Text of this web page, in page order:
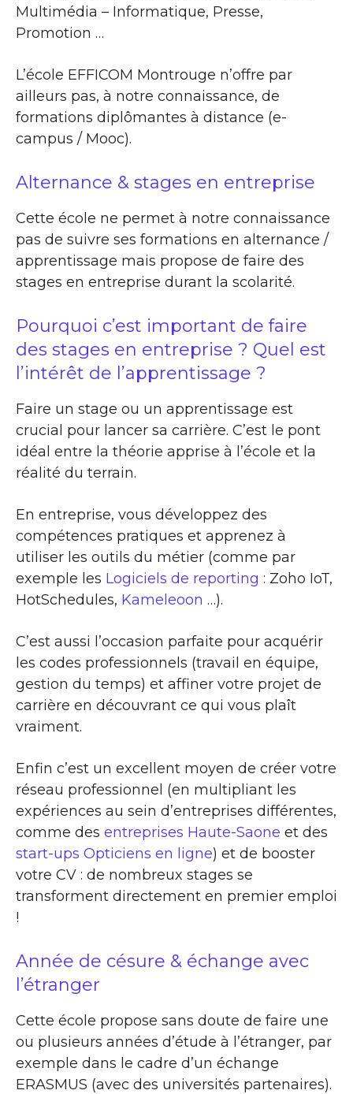
Multimédia – Informatique, Presse,
Promotion …
L’école EFFICOM Montrouge n’offre par
ailleurs pas, à notre connaissance, de
formations diplômantes à distance (e-
campus / Mooc).
Alternance & stages en entreprise
Cette école ne permet à notre connaissance
pas de suivre ses formations en alternance /
apprentissage mais propose de faire des
stages en entreprise durant la scolarité.
Pourquoi c’est important de faire
des stages en entreprise ? Quel est
l’intérêt de l’apprentissage ?
Faire un stage ou un apprentissage est
crucial pour lancer sa carrière. C’est le pont
idéal entre la théorie apprise à l’école et la
réalité du terrain.
En entreprise, vous développez des
compétences pratiques et apprenez à
utiliser les outils du métier (comme par
exemple les Logiciels de reporting : Zoho IoT,
HotSchedules, Kameleoon …).
C’est aussi l’occasion parfaite pour acquérir
les codes professionnels (travail en équipe,
gestion du temps) et affiner votre projet de
carrière en découvrant ce qui vous plaît
vraiment.
Enfin c’est un excellent moyen de créer votre
réseau professionnel (en multipliant les
expériences au sein d’entreprises différentes,
comme des entreprises Haute-Saone et des
start-ups Opticiens en ligne) et de booster
votre CV : de nombreux stages se
transforment directement en premier emploi
!
Année de césure & échange avec
l’étranger
Cette école propose sans doute de faire une
ou plusieurs années d’étude à l’étranger, par
exemple dans le cadre d’un échange
ERASMUS (avec des universités partenaires).